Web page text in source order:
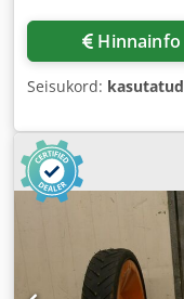
Hinnainfo
Seisukord: kasutatud